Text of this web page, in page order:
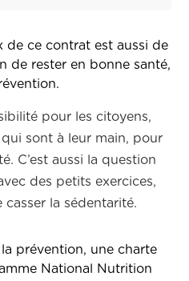
de ce contrat est aussi de
de rester en bonne santé,
pour les citoyens,
sont à leur main, pour
C’est aussi la question
des petits exercices,
la sédentarité.
prévention, une charte
National Nutrition